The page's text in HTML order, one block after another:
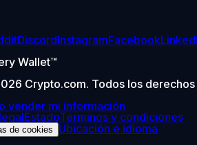
DiscordInstagramFacebook
Wallet™
Crypto.com. Todos los derechos
vender mi información
EstadoTérminos y condiciones
de cookies Ubicación e idioma